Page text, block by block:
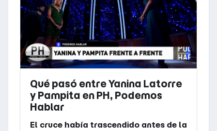
Qué pasó entre Yanina Latorre
y Pampita en PH, Podemos
Hablar
El cruce había trascendido antes de la